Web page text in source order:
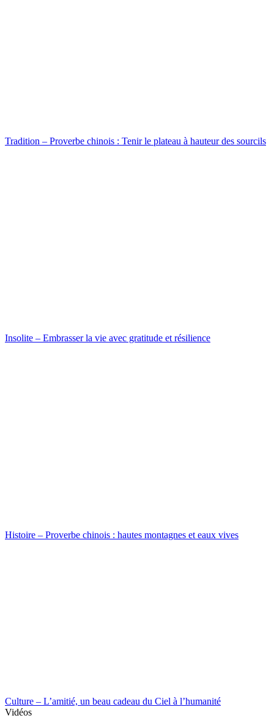
Tradition – Proverbe chinois : Tenir le plateau à hauteur des sourcils
Insolite – Embrasser la vie avec gratitude et résilience
Histoire – Proverbe chinois : hautes montagnes et eaux vives
Culture – L’amitié, un beau cadeau du Ciel à l’humanité
Vidéos